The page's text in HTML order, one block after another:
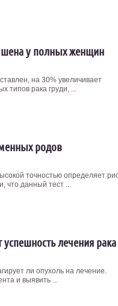
у полных женщин
на 30% увеличивает
типов рака груди, ...
родов
точностью определяет
что данный тест ...
лечения рака
ли опухоль на лечение.
и выявить ...